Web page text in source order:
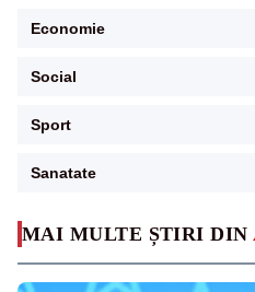
MAI MULTE ȘTIRI DIN
Economie
Social
Sport
Sanatate